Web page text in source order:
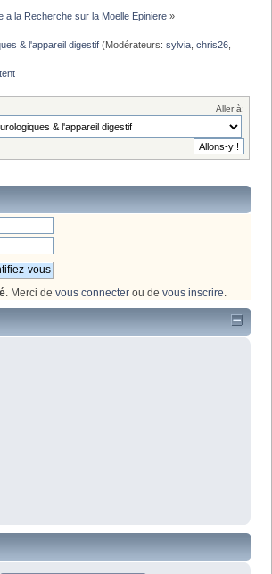
a la Recherche sur la Moelle Epiniere »
& l'appareil digestif (Modérateurs:sylvia ,chris26
Aller à:
. Merci de vous connecter ou de vous inscrire.